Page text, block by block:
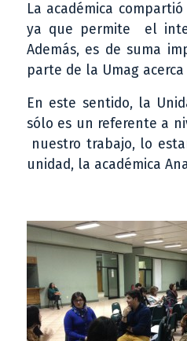
La académica
ya que permite el
Además, es de suma
parte de la Umag
En este sentido, la
sólo es un referente a
nuestro trabajo, lo
unidad, la académica